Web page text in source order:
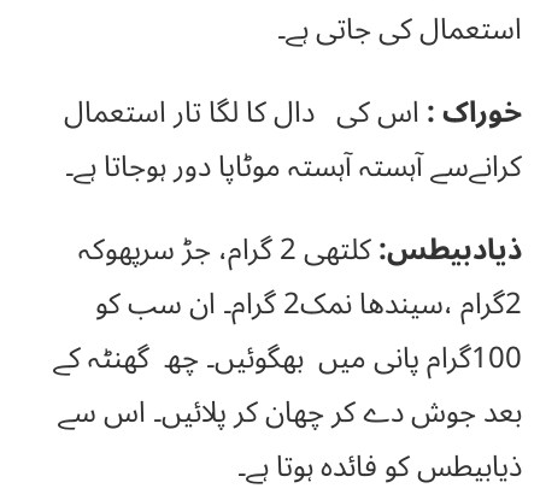
استعمال کی جاتی ہے۔
خوراک :اس کی دال کا لگا تار استعمال
کرانےسے آہستہ آہستہ موٹاپا دور ہوجاتا ہے۔
ذیادبیطس:
کلتھی 2 گرام، جڑ سرپھوکہ
2گرام ،سیندھا نمک2 گرام۔ ان سب کو
100گرام پانی میں بھگوئیں۔ چھ گھنٹہ کے
بعد جوش دے کر چھان کر پلائیں۔ اس سے
ذیابیطس کو فائدہ ہوتا ہے۔